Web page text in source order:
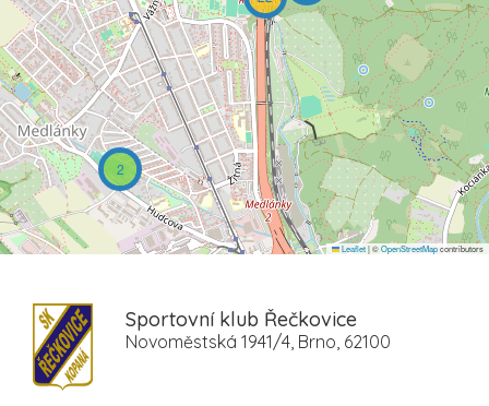
2
Leaflet|©OpenStreetMapcontributors
Sportovní klub Řečkovice
Novoměstská 1941/4, Brno, 62100